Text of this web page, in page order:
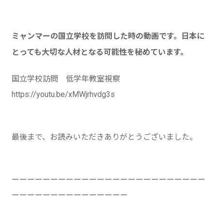
ミャンマーの国立学校を訪問した時の動画です。日本に
とっても大切な人材となる可能性を秘めています。
国立学校訪問 低学年教室視察
https://youtu.be/xMWjrhvdg3s
最後まで、お読みいただきありがとうございました。
ーーーーーーーーーーーーーーーーーーーーーーーーー
ーーーーーーーーーーーーーーー